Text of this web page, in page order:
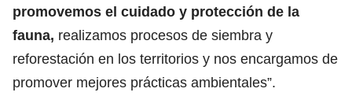
promovemos el cuidado y protección de la
fauna, realizamos procesos de siembra y
reforestación en los territorios y nos encargamos de
promover mejores prácticas ambientales”.